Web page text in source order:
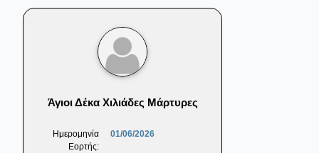
Άγιοι Δέκα Χιλιάδες Μάρτυρες
Ημερομηνία
Εορτής:
01/06/2026